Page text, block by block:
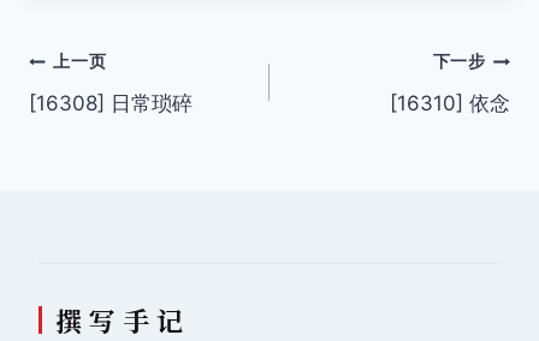
文
章
上一页
[16308] 日常琐碎
下一步
[16310] 依念
撰 写 手 记